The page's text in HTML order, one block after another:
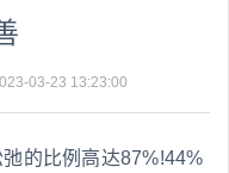
03-23 13:23:00
的比例高达87%!44%